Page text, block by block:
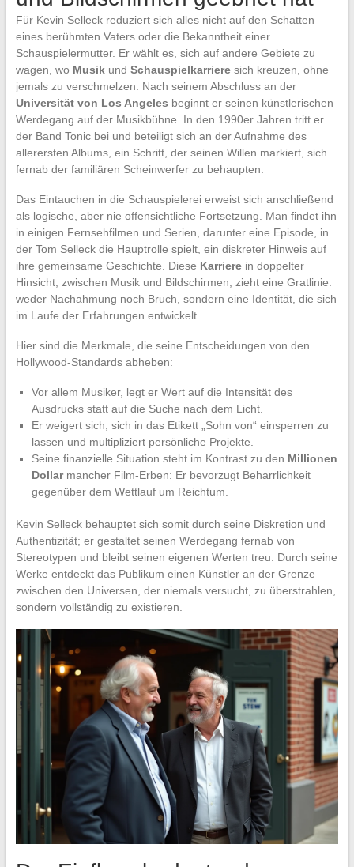
Für Kevin Selleck reduziert sich alles nicht auf den Schatten
eines berühmten Vaters oder die Bekanntheit einer
Schauspielermutter. Er wählt es, sich auf andere Gebiete zu
wagen, wo Musikund Schauspielkarrieresich kreuzen, ohne
jemals zu verschmelzen. Nach seinem Abschluss an der
Universität von Los Angeles beginnt er seinen künstlerischen
Werdegang auf der Musikbühne. In den 1990er Jahren tritt er
der Band Tonic bei und beteiligt sich an der Aufnahme des
allerersten Albums, ein Schritt, der seinen Willen markiert, sich
fernab der familiären Scheinwerfer zu behaupten.
Das Eintauchen in die Schauspielerei erweist sich anschließend
als logische, aber nie offensichtliche Fortsetzung. Man findet ihn
in einigen Fernsehfilmen und Serien, darunter eine Episode, in
der Tom Selleck die Hauptrolle spielt, ein diskreter Hinweis auf
ihre gemeinsame Geschichte. Diese Karrierein doppelter
Hinsicht, zwischen Musik und Bildschirmen, zieht eine Gratlinie:
weder Nachahmung noch Bruch, sondern eine Identität, die sich
im Laufe der Erfahrungen entwickelt.
Hier sind die Merkmale, die seine Entscheidungen von den
Hollywood-Standards abheben:
Vor allem Musiker, legt er Wert auf die Intensität des
Ausdrucks statt auf die Suche nach dem Licht.
Er weigert sich, sich in das Etikett „Sohn von“ einsperren zu
lassen und multipliziert persönliche Projekte.
Seine finanzielle Situation steht im Kontrast zu den Millionen
Dollarmancher Film-Erben: Er bevorzugt Beharrlichkeit
gegenüber dem Wettlauf um Reichtum.
Kevin Selleck behauptet sich somit durch seine Diskretion und
Authentizität; er gestaltet seinen Werdegang fernab von
Stereotypen und bleibt seinen eigenen Werten treu. Durch seine
Werke entdeckt das Publikum einen Künstler an der Grenze
zwischen den Universen, der niemals versucht, zu überstrahlen,
sondern vollständig zu existieren.